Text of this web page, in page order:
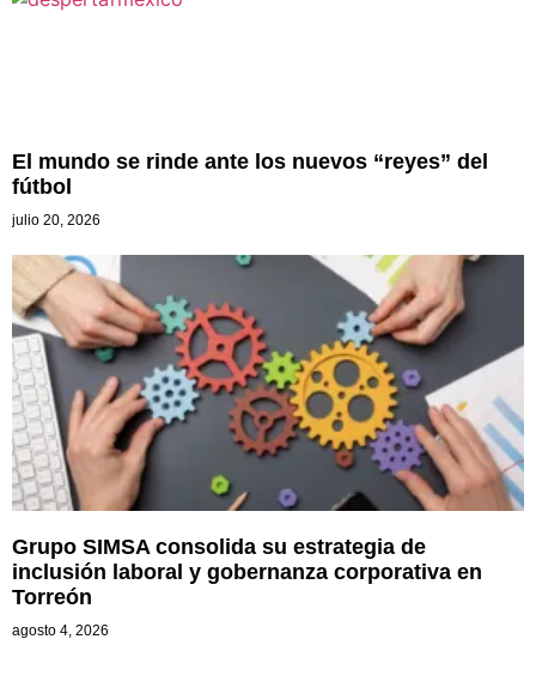
El mundo se rinde ante los nuevos “reyes” del
fútbol
julio 20, 2026
Grupo SIMSA consolida su estrategia de
inclusión laboral y gobernanza corporativa en
Torreón
agosto 4, 2026